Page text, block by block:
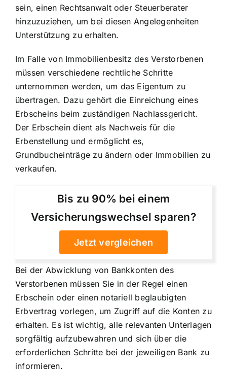
sein, einen Rechtsanwalt oder Steuerberater
hinzuzuziehen, um bei diesen Angelegenheiten
Unterstützung zu erhalten.
Im Falle von Immobilienbesitz des Verstorbenen
müssen verschiedene rechtliche Schritte
unternommen werden, um das Eigentum zu
übertragen. Dazu gehört die Einreichung eines
Erbscheins beim zuständigen Nachlassgericht.
Der Erbschein dient als Nachweis für die
Erbenstellung und ermöglicht es,
Grundbucheinträge zu ändern oder Immobilien zu
verkaufen.
Bis zu 90% bei einem
Versicherungswechsel sparen?
Jetzt vergleichen
Bei der Abwicklung von Bankkonten des
Verstorbenen müssen Sie in der Regel einen
Erbschein oder einen notariell beglaubigten
Erbvertrag vorlegen, um Zugriff auf die Konten zu
erhalten. Es ist wichtig, alle relevanten Unterlagen
sorgfältig aufzubewahren und sich über die
erforderlichen Schritte bei der jeweiligen Bank zu
informieren.